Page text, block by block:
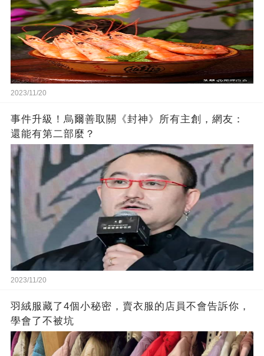
2023/11/20
事件升級！烏爾善取關《封神》所有主創，網友：
還能有第二部麼？
2023/11/20
羽絨服藏了4個小秘密，賣衣服的店員不會告訴你，
學會了不被坑